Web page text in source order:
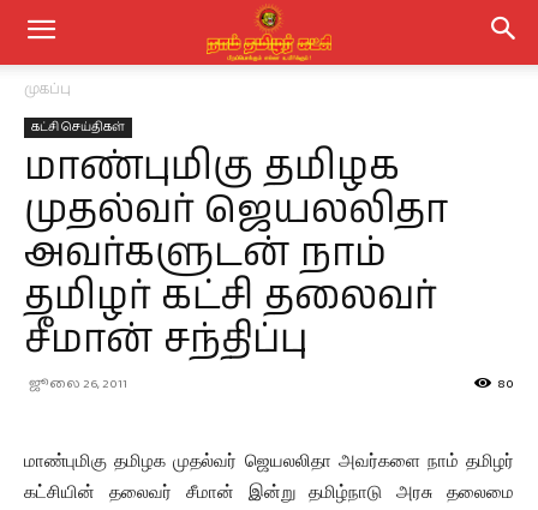
முகப்பு
கட்சி செய்திகள்
மாண்புமிகு தமிழக
முதல்வர் ஜெயலலிதா
அவர்களுடன் நாம்
தமிழர் கட்சி தலைவர்
சீமான் சந்திப்பு
ஜூலை 26, 2011 80
மாண்புமிகு தமிழக முதல்வர் ஜெயலலிதா அவர்களை நாம் தமிழர்
கட்சியின் தலைவர் சீமான் இன்று தமிழ்நாடு அரசு தலைமை